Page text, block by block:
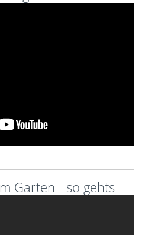
Garten - so gehts